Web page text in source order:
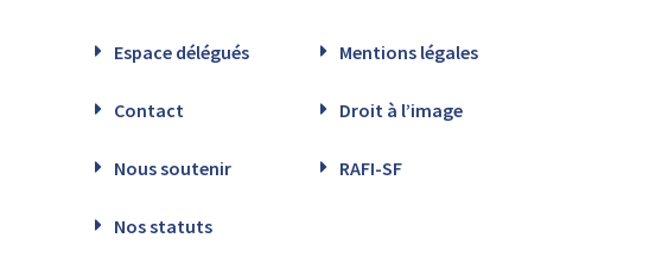
Espace délégués Mentions légales
Contact Droit à l’image
Nous soutenir RAFI-SF
Nos statuts